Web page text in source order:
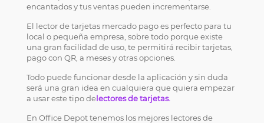
encantados y tus ventas pueden incrementarse.
El lector de tarjetas mercado pago es perfecto para tu
local o pequeña empresa, sobre todo porque existe
una gran facilidad de uso, te permitirá recibir tarjetas,
pago con QR, a meses y otras opciones.
Todo puede funcionar desde la aplicación y sin duda
será una gran idea en cualquiera que quiera empezar
a usar este tipo delectores de tarjetas.
En Office Depot tenemos los mejores lectores de